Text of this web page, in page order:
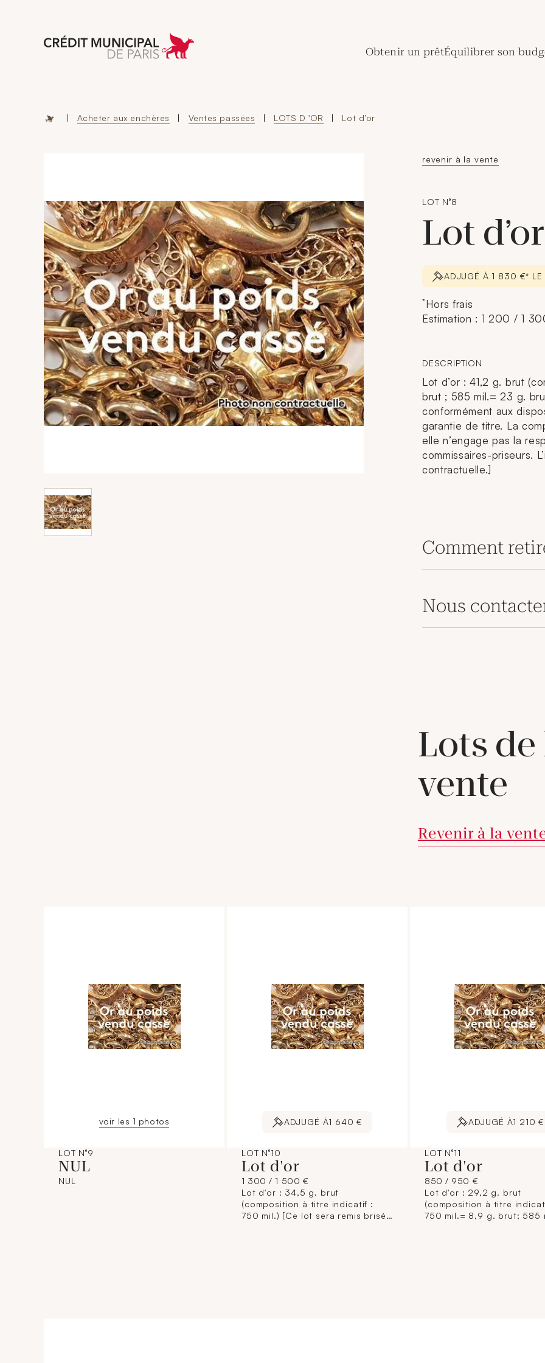
Aller à l'accueil de Crédit Municipal de Paris
Obtenir un prêtÉquilibrer son
| Acheter aux enchères | Ventes passées | LOTS D 'OR | Lot d’or
revenir à la vente
LOT N°8
Lot
ADJUGÉ À 1 830 €*
*Hors frais
Estimation : 1 200 / 1
DESCRIPTION
Lot d’or : 41,2 g. brut
brut ; 585 mil.= 23 g.
conformément aux
garantie de titre. La
elle n’engage pas la
commissaires-priseurs.
contractuelle.]
Comment
Nous
Lots de
vente
Revenir à la
voir les 1 photos
LOT N°9
NUL
NUL
ADJUGÉ À1 640 €
LOT N°10
Lot d'or
1 300 / 1 500 €
Lot d'or : 34,5 g. brut
(composition à titre indicatif :
750 mil.) [Ce lot sera remis brisé
ADJUGÉ À1 210 €
LOT N°11
Lot d'or
850 / 950 €
Lot d'or : 29,2 g. brut
(composition à titre
750 mil.= 8,9 g. brut; 585